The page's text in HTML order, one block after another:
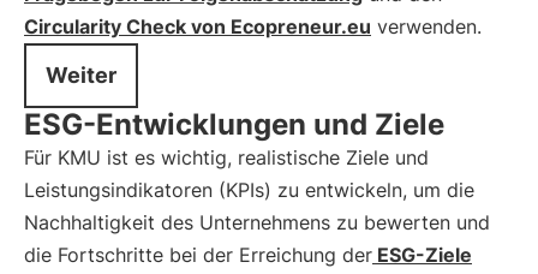
Circularity Check von Ecopreneur.eu verwenden.
Weiter
ESG-Entwicklungen und Ziele
Für KMU ist es wichtig, realistische Ziele und
Leistungsindikatoren (KPIs) zu entwickeln, um die
Nachhaltigkeit des Unternehmens zu bewerten und
die Fortschritte bei der Erreichung der ESG-Ziele